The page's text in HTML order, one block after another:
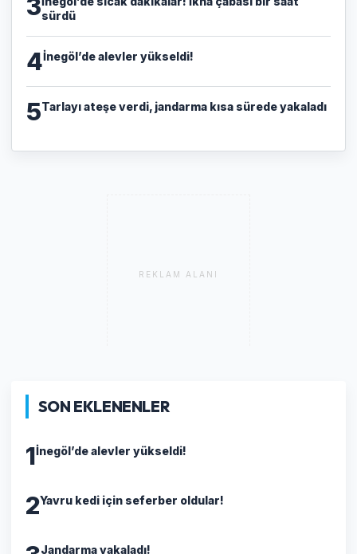
3sürdü
4İnegöl’de alevler yükseldi!
5Tarlayı ateşe verdi, jandarma kısa sürede yakaladı
REKLAM ALANI
SON EKLENENLER
1İnegöl’de alevler yükseldi!
2Yavru kedi için seferber oldular!
Jandarma yakaladı!